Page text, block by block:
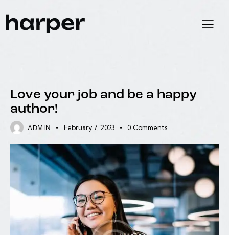
Love your job and be a happy
author!
ADMIN February 7, 2023 0 Comments